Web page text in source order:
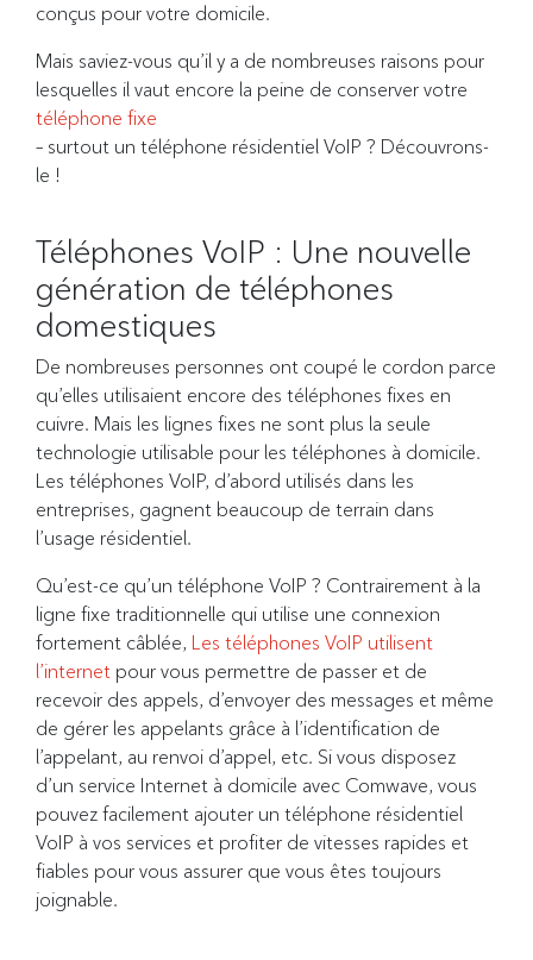
conçus pour votre domicile.
Mais saviez-vous qu’il y a de nombreuses raisons pour
lesquelles il vaut encore la peine de conserver votre
téléphone fixe
– surtout un téléphone résidentiel VoIP ? Découvrons-
le !
Téléphones VoIP : Une nouvelle
génération de téléphones
domestiques
De nombreuses personnes ont coupé le cordon parce
qu’elles utilisaient encore des téléphones fixes en
cuivre. Mais les lignes fixes ne sont plus la seule
technologie utilisable pour les téléphones à domicile.
Les téléphones VoIP, d’abord utilisés dans les
entreprises, gagnent beaucoup de terrain dans
l’usage résidentiel.
Qu’est-ce qu’un téléphone VoIP ? Contrairement à la
ligne fixe traditionnelle qui utilise une connexion
fortement câblée, Les téléphones VoIP utilisent
l’internet pour vous permettre de passer et de
recevoir des appels, d’envoyer des messages et même
de gérer les appelants grâce à l’identification de
l’appelant, au renvoi d’appel, etc. Si vous disposez
d’un service Internet à domicile avec Comwave, vous
pouvez facilement ajouter un téléphone résidentiel
VoIP à vos services et profiter de vitesses rapides et
fiables pour vous assurer que vous êtes toujours
joignable.